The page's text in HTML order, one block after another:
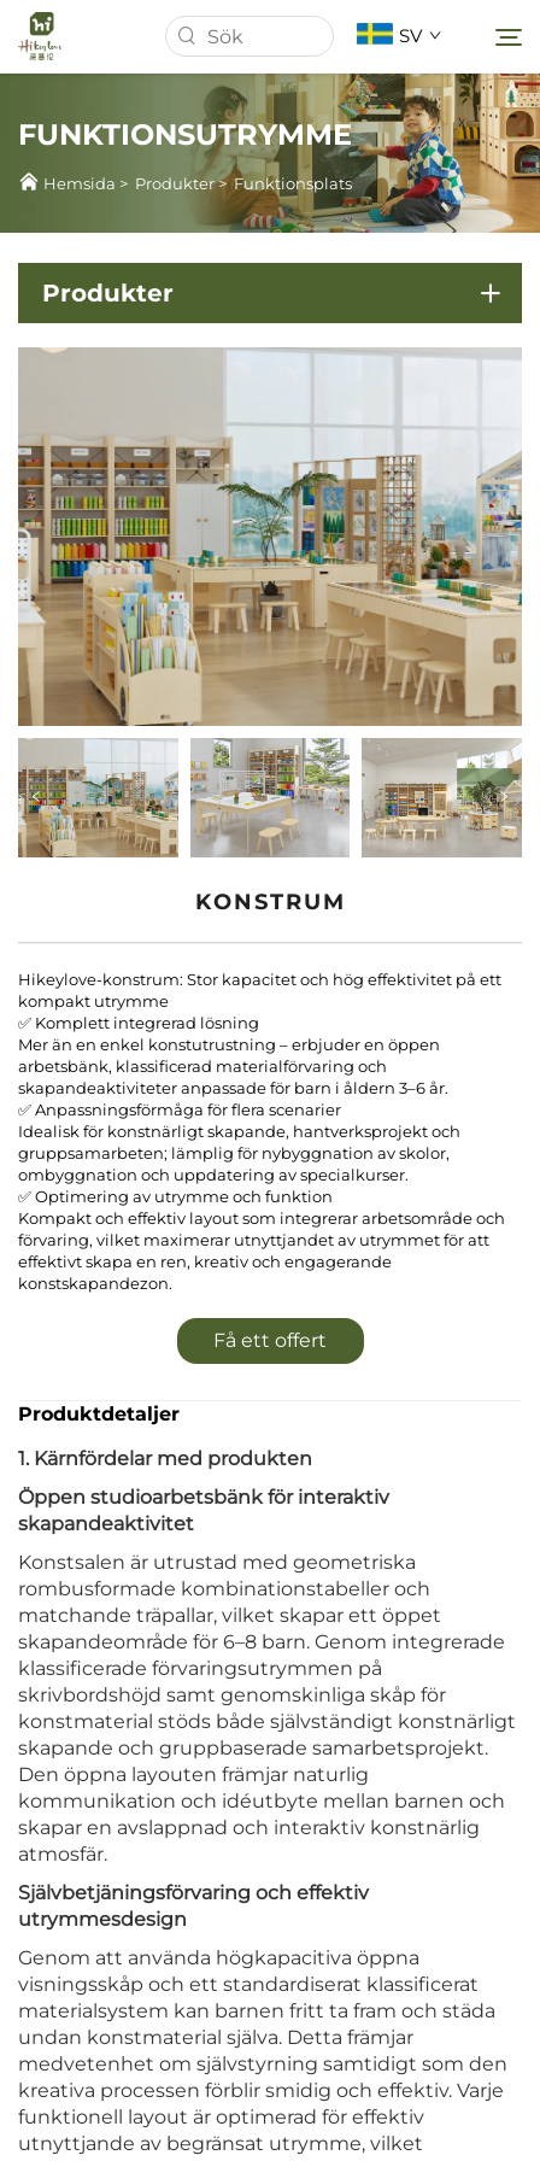
SV
Om oss
Produkter
Fall
Ladda ner
Kontakta Oss
Bloggar
FUNKTIONSUTRYMME
Hemsida > Produkter>Funktionsplats
Produkter
KONSTRUM
Hikeylove-konstrum: Stor kapacitet och hög effektivitet på ett
kompakt utrymme
✅ Komplett integrerad lösning
Mer än en enkel konstutrustning – erbjuder en öppen
arbetsbänk, klassificerad materialförvaring och
skapandeaktiviteter anpassade för barn i åldern 3–6 år.
✅ Anpassningsförmåga för flera scenarier
Idealisk för konstnärligt skapande, hantverksprojekt och
gruppsamarbeten; lämplig för nybyggnation av skolor,
ombyggnation och uppdatering av specialkurser.
✅ Optimering av utrymme och funktion
Kompakt och effektiv layout som integrerar arbetsområde och
förvaring, vilket maximerar utnyttjandet av utrymmet för att
effektivt skapa en ren, kreativ och engagerande
konstskapandezon.
Få ett offert
Produktdetaljer
1. Kärnfördelar med produkten
Öppen studioarbetsbänk för interaktiv
skapandeaktivitet
Konstsalen är utrustad med geometriska
rombusformade kombinationstabeller och
matchande träpallar, vilket skapar ett öppet
skapandeområde för 6–8 barn. Genom integrerade
klassificerade förvaringsutrymmen på
skrivbordshöjd samt genomskinliga skåp för
konstmaterial stöds både självständigt konstnärligt
skapande och gruppbaserade samarbetsprojekt.
Den öppna layouten främjar naturlig
kommunikation och idéutbyte mellan barnen och
skapar en avslappnad och interaktiv konstnärlig
atmosfär.
Självbetjäningsförvaring och effektiv
utrymmesdesign
Genom att använda högkapacitiva öppna
visningsskåp och ett standardiserat klassificerat
materialsystem kan barnen fritt ta fram och städa
undan konstmaterial själva. Detta främjar
medvetenhet om självstyrning samtidigt som den
kreativa processen förblir smidig och effektiv. Varje
funktionell layout är optimerad för effektiv
utnyttjande av begränsat utrymme, vilket